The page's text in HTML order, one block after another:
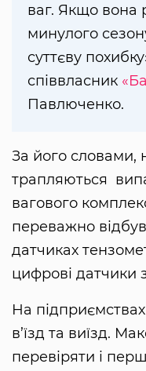
ваг. Якщо вона
минулого
суттєву
співвласник
Павлюченко.
За його словами,
трапляються
вагового
переважно
датчиках
цифрові датчики
На
в’їзд та виїзд.
перевіряти і